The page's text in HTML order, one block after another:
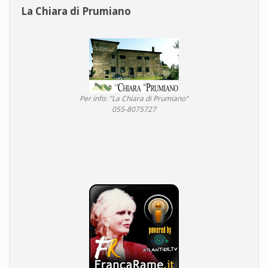
La Chiara di Prumiano
Per info: "La Chiara di Prumiano"
055-8075727